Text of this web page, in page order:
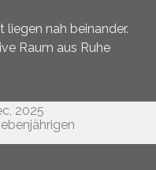
liegen nah beinander.
Raum aus Ruhe